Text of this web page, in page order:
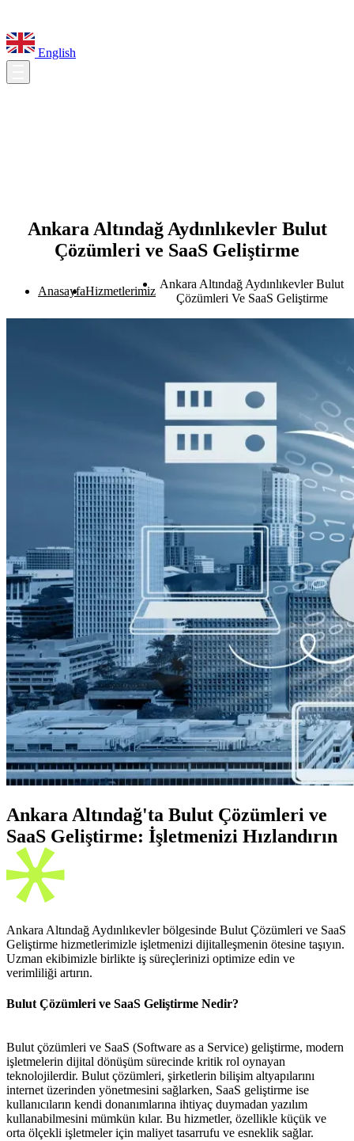
English
Ankara Altındağ Aydınlıkevler Bulut
Çözümleri ve SaaS Geliştirme
AnasayfaHizmetlerimiz
Ankara Altındağ Aydınlıkevler Bulut
Çözümleri Ve SaaS Geliştirme
Ankara Altındağ'ta Bulut Çözümleri ve
SaaS Geliştirme: İşletmenizi Hızlandırın
Ankara Altındağ Aydınlıkevler bölgesinde Bulut Çözümleri ve SaaS
Geliştirme hizmetlerimizle işletmenizi dijitalleşmenin ötesine taşıyın.
Uzman ekibimizle birlikte iş süreçlerinizi optimize edin ve
verimliliği artırın.
Bulut Çözümleri ve SaaS Geliştirme Nedir?
Bulut çözümleri ve SaaS (Software as a Service) geliştirme, modern
işletmelerin dijital dönüşüm sürecinde kritik rol oynayan
teknolojilerdir. Bulut çözümleri, şirketlerin bilişim altyapılarını
internet üzerinden yönetmesini sağlarken, SaaS geliştirme ise
kullanıcıların kendi donanımlarına ihtiyaç duymadan yazılım
kullanabilmesini mümkün kılar. Bu hizmetler, özellikle küçük ve
orta ölçekli işletmeler için maliyet tasarrufu ve esneklik sağlar.